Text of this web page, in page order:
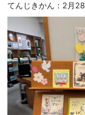
てんじきかん：2月28